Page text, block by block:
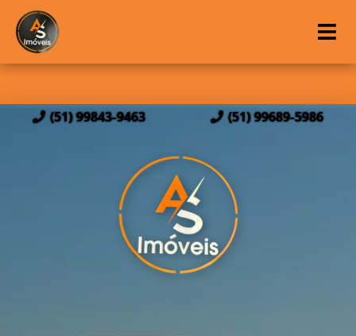
(51) 99843-9463 (51) 99689-5986